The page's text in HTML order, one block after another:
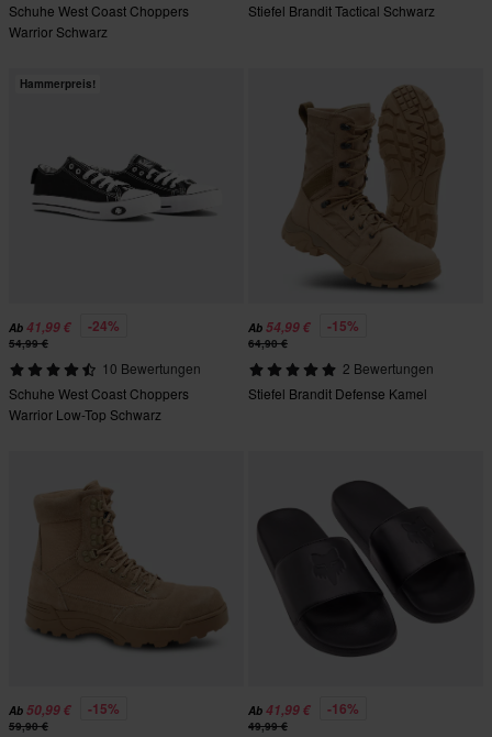
Schuhe West Coast Choppers
Warrior Schwarz
Stiefel Brandit Tactical Schwarz
Hammerpreis!
Ab 41,99 € -24%
54,99 €
10 Bewertungen
Schuhe West Coast Choppers
Warrior Low-Top Schwarz
Ab 54,99 € -15%
64,90 €
2 Bewertungen
Stiefel Brandit Defense Kamel
Ab 50,99 € -15%
59,90 €
Ab 41,99 € -16%
49,99 €